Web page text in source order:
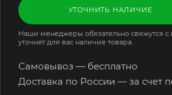
УТОЧНИТЬ НАЛИЧИЕ
Наши менеджеры обязательно свяжутся с
уточнят для вас наличие товара.
Самовывоз — бесплатно
Доставка по России — за счет